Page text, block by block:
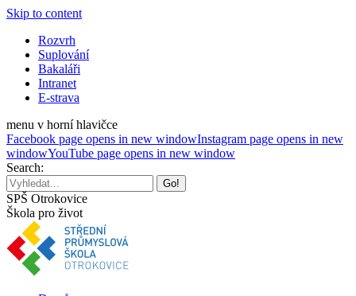
Skip to content
Rozvrh
Suplování
Bakaláři
Intranet
E-strava
menu v horní hlavičce
Facebook page opens in new windowInstagram page opens in new
windowYouTube page opens in new window
Search:
SPŠ Otrokovice
Škola pro život